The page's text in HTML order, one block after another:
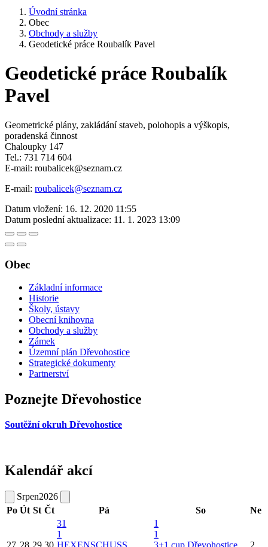
Úvodní stránka
Obec
Obchody a služby
Geodetické práce Roubalík Pavel
Geodetické práce Roubalík
Pavel
Geometrické plány, zakládání staveb, polohopis a výškopis,
poradenská činnost
Chaloupky 147
Tel.: 731 714 604
E-mail: roubalicek@seznam.cz
E-mail: roubalicek@seznam.cz
Datum vložení: 16. 12. 2020 11:55
Datum poslední aktualizace: 11. 1. 2023 13:09
Obec
Základní informace
Historie
Školy, ústavy
Obecní knihovna
Obchody a služby
Zámek
Územní plán Dřevohostice
Strategické dokumenty
Partnerství
Poznejte Dřevohostice
Soutěžní okruh Dřevohostice
Kalendář akcí
Srpen2026
Po Út St Čt Pá So Ne
27 28 29 30
31
1
HEXENSCHUSS
1
1
3+1 cup Dřevohostice
2